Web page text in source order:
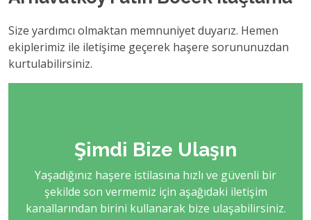
Size yardımcı olmaktan memnuniyet duyarız. Hemen
ekiplerimiz ile iletişime geçerek haşere sorununuzdan
kurtulabilirsiniz.
Şimdi Bize Ulaşın
Yaşadığınız haşere istilasına hızlı ve güvenli bir
şekilde son vermemiz için aşağıdaki iletişim
kanallarından birini kullanarak bize ulaşabilirsiniz.